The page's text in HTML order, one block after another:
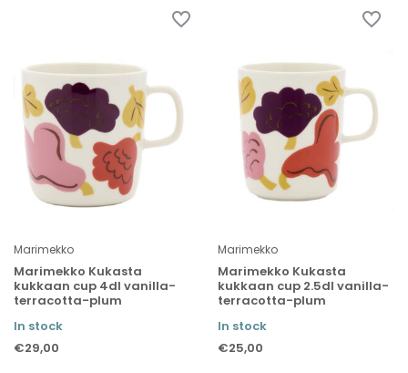
Marimekko
Marimekko Kukasta
kukkaan cup 4dl vanilla-
terracotta-plum
In stock
€29,00
Marimekko
Marimekko Kukasta
kukkaan cup 2.5dl vanilla-
terracotta-plum
In stock
€25,00